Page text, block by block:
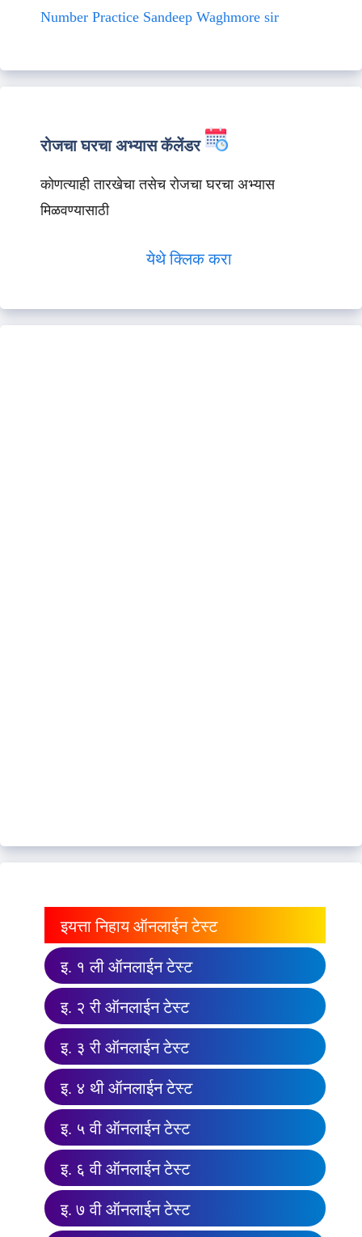
Number Practice Sandeep Waghmore sir
रोजचा घरचा अभ्यास कॅलेंडर
कोणत्याही तारखेचा तसेच रोजचा घरचा अभ्यास
मिळवण्यासाठी
येथे क्लिक करा
इयत्ता निहाय ऑनलाईन टेस्ट
इ. १ ली ऑनलाईन टेस्ट
इ. २ री ऑनलाईन टेस्ट
इ. ३ री ऑनलाईन टेस्ट
इ. ४ थी ऑनलाईन टेस्ट
इ. ५ वी ऑनलाईन टेस्ट
इ. ६ वी ऑनलाईन टेस्ट
इ. ७ वी ऑनलाईन टेस्ट